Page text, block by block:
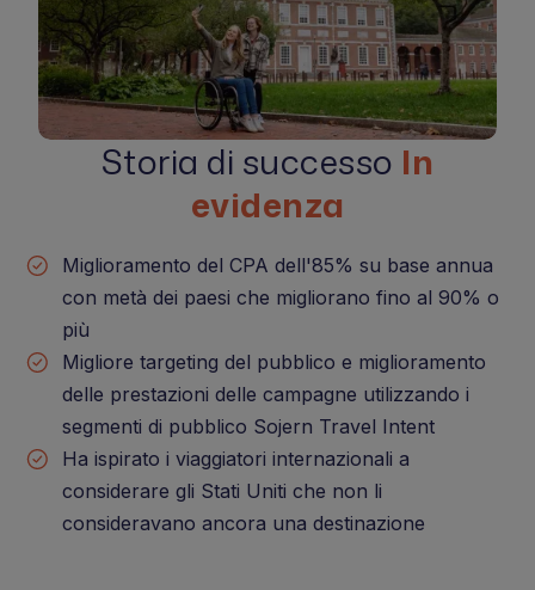
Storia di successo In
evidenza
Miglioramento del CPA dell'85% su base annua
con metà dei paesi che migliorano fino al 90% o
più
Migliore targeting del pubblico e miglioramento
delle prestazioni delle campagne utilizzando i
segmenti di pubblico Sojern Travel Intent
Ha ispirato i viaggiatori internazionali a
considerare gli Stati Uniti che non li
consideravano ancora una destinazione